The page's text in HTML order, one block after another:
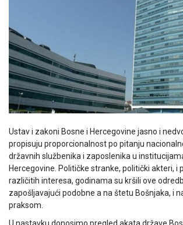
Ustav i zakoni Bosne i Hercegovine jasno i
propisuju proporcionalnost po pitanju
državnih službenika i zaposlenika u
Hercegovine. Političke stranke, politički akteri, i
različitih interesa, godinama su kršili ove
zapošljavajući podobne a na štetu Bošnjaka, i
praksom.